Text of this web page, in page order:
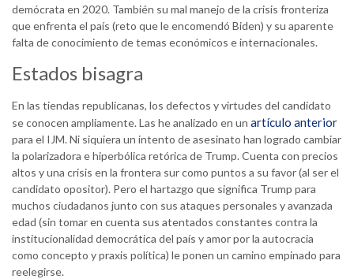
demócrata en 2020. También su mal manejo de la crisis fronteriza
que enfrenta el país (reto que le encomendó Biden) y su aparente
falta de conocimiento de temas económicos e internacionales.
Estados bisagra
En las tiendas republicanas, los defectos y virtudes del candidato
se conocen ampliamente. Las he analizado en un artículo anterior
para el IJM. Ni siquiera un intento de asesinato han logrado cambiar
la polarizadora e hiperbólica retórica de Trump. Cuenta con precios
altos y una crisis en la frontera sur como puntos a su favor (al ser el
candidato opositor). Pero el hartazgo que significa Trump para
muchos ciudadanos junto con sus ataques personales y avanzada
edad (sin tomar en cuenta sus atentados constantes contra la
institucionalidad democrática del país y amor por la autocracia
como concepto y praxis política) le ponen un camino empinado para
reelegirse.